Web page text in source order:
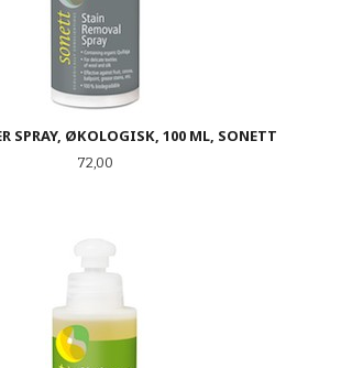
SPRAY, ØKOLOGISK, 100 ML, SONETT
Pris
72,00